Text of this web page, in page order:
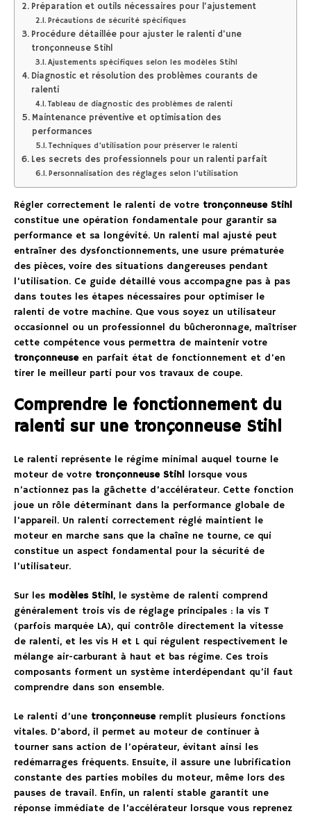
Préparation et outils nécessaires pour l’ajustement
Précautions de sécurité spécifiques
Procédure détaillée pour ajuster le ralenti d’une
tronçonneuse Stihl
Ajustements spécifiques selon les modèles Stihl
Diagnostic et résolution des problèmes courants de
ralenti
Tableau de diagnostic des problèmes de ralenti
Maintenance préventive et optimisation des
performances
Techniques d’utilisation pour préserver le ralenti
Les secrets des professionnels pour un ralenti parfait
Personnalisation des réglages selon l’utilisation
Régler correctement le ralenti de votre tronçonneuse Stihl
constitue une opération fondamentale pour garantir sa
performance et sa longévité. Un ralenti mal ajusté peut
entraîner des dysfonctionnements, une usure prématurée
des pièces, voire des situations dangereuses pendant
l’utilisation. Ce guide détaillé vous accompagne pas à pas
dans toutes les étapes nécessaires pour optimiser le
ralenti de votre machine. Que vous soyez un utilisateur
occasionnel ou un professionnel du bûcheronnage, maîtriser
cette compétence vous permettra de maintenir votre
tronçonneuseen parfait état de fonctionnement et d’en
tirer le meilleur parti pour vos travaux de coupe.
Comprendre le fonctionnement du
ralenti sur une tronçonneuse Stihl
Le ralenti représente le régime minimal auquel tourne le
moteur de votre tronçonneuse Stihl lorsque vous
n’actionnez pas la gâchette d’accélérateur. Cette fonction
joue un rôle déterminant dans la performance globale de
l’appareil. Un ralenti correctement réglé maintient le
moteur en marche sans que la chaîne ne tourne, ce qui
constitue un aspect fondamental pour la sécurité de
l’utilisateur.
Sur les modèles Stihl, le système de ralenti comprend
généralement trois vis de réglage principales : la vis T
(parfois marquée LA), qui contrôle directement la vitesse
de ralenti, et les vis H et L qui régulent respectivement le
mélange air-carburant à haut et bas régime. Ces trois
composants forment un système interdépendant qu’il faut
comprendre dans son ensemble.
Le ralenti d’une tronçonneuseremplit plusieurs fonctions
vitales. D’abord, il permet au moteur de continuer à
tourner sans action de l’opérateur, évitant ainsi les
redémarrages fréquents. Ensuite, il assure une lubrification
constante des parties mobiles du moteur, même lors des
pauses de travail. Enfin, un ralenti stable garantit une
réponse immédiate de l’accélérateur lorsque vous reprenez